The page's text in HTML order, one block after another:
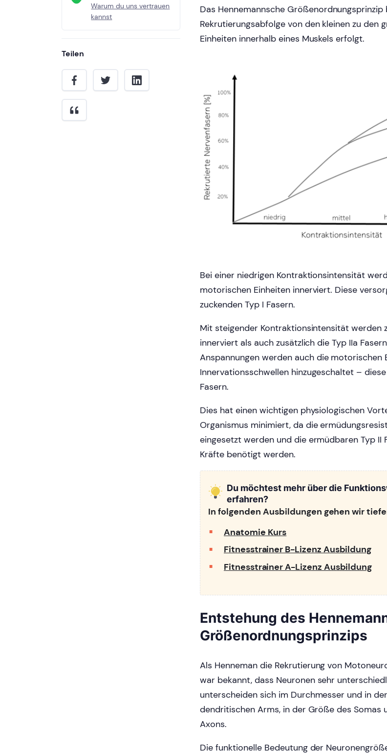
Warum du uns vertrauen
kannst
Teilen
Das Hennemannsche
Rekrutierungsabfolge von den kleinen zu den
Einheiten innerhalb eines Muskels erfolgt.
Bei einer niedrigen Kontraktionsintensität
motorischen Einheiten innerviert. Diese
zuckenden Typ I Fasern.
Mit steigender Kontraktionsintensität werden
innerviert als auch zusätzlich die Typ IIa
Anspannungen werden auch die motorischen
Innervationsschwellen hinzugeschaltet –
Fasern.
Dies hat einen wichtigen physiologischen
Organismus minimiert, da die
eingesetzt werden und die ermüdbaren Typ II
Kräfte benötigt werden.
Du möchtest mehr über die
erfahren?
In folgenden Ausbildungen gehen wir
Anatomie Kurs
Fitnesstrainer B-Lizenz Ausbildung
Fitnesstrainer A-Lizenz Ausbildung
Entstehung des
Größenordnungsprinzips
Als Henneman die Rekrutierung von
war bekannt, dass Neuronen sehr
unterscheiden sich im Durchmesser und in
dendritischen Arms, in der Größe des Somas
Axons.
Die funktionelle Bedeutung der